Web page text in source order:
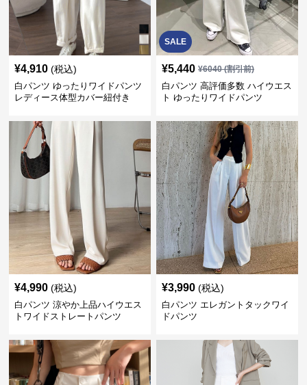
¥4,910 (税込)
白パンツ ゆったりワイドパンツ
レディース体型カバー紐付き
SALE
¥5,440 ¥6040(割引前)
白パンツ 高評価多数 ハイウエス
ト ゆったりワイドパンツ
¥4,990 (税込)
白パンツ 涼やか上品ハイウエス
トワイドストレートパンツ
¥3,990 (税込)
白パンツ エレガントタックワイ
ドパンツ